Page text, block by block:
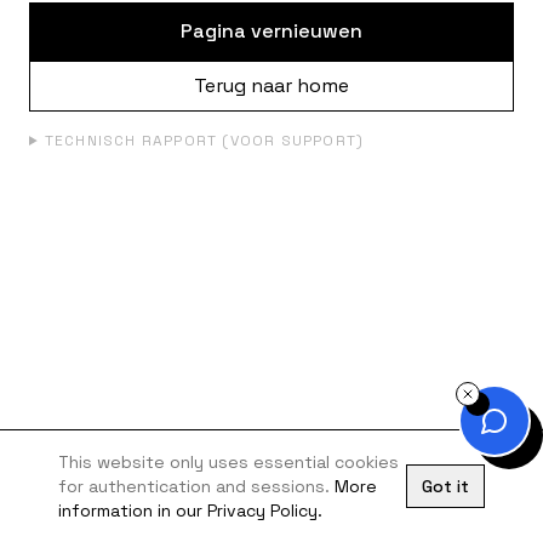
Pagina vernieuwen
Terug naar home
TECHNISCH RAPPORT (VOOR SUPPORT)
This website only uses essential cookies
for authentication and sessions. More
information in our Privacy Policy.
Got it